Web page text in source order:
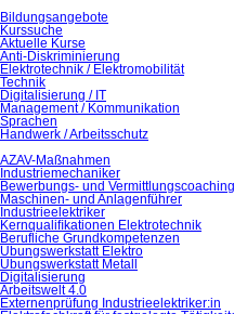
Bildungsangebote
Kurssuche
Aktuelle Kurse
Anti-Diskriminierung
Elektrotechnik / Elektromobilität
Technik
Digitalisierung / IT
Management / Kommunikation
Sprachen
Handwerk / Arbeitsschutz
AZAV-Maßnahmen
Industriemechaniker
Bewerbungs- und Vermittlungscoaching
Maschinen- und Anlagenführer
Industrieelektriker
Kernqualiﬁkationen Elektrotechnik
Berufliche Grundkompetenzen
Übungswerkstatt Elektro
Übungswerkstatt Metall
Digitalisierung
Arbeitswelt 4.0
Externenprüfung Industrieelektriker:in